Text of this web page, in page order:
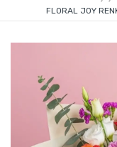
FLORAL JOY